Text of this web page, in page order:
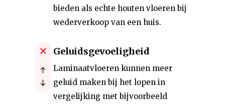
bieden als echte houten vloeren bij
wederverkoop van een huis.
Geluidsgevoeligheid
Laminaatvloeren kunnen meer
geluid maken bij het lopen in
vergelijking met bijvoorbeeld